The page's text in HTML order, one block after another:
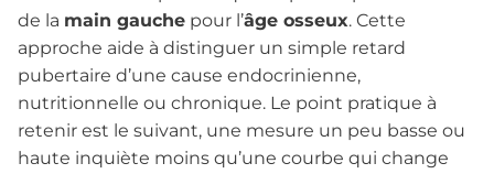
de la main gauche pour l’âge osseux. Cette
approche aide à distinguer un simple retard
pubertaire d’une cause endocrinienne,
nutritionnelle ou chronique. Le point pratique à
retenir est le suivant, une mesure un peu basse ou
haute inquiète moins qu’une courbe qui change